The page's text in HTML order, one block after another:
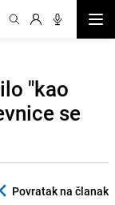
"kao
se
Povratak na članak